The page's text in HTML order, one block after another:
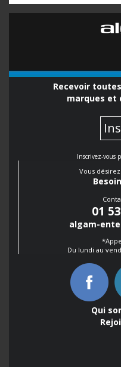
Recevoir
marques et
Inscrivez-vous
Vous
01
algam-
Du lundi au
Qui